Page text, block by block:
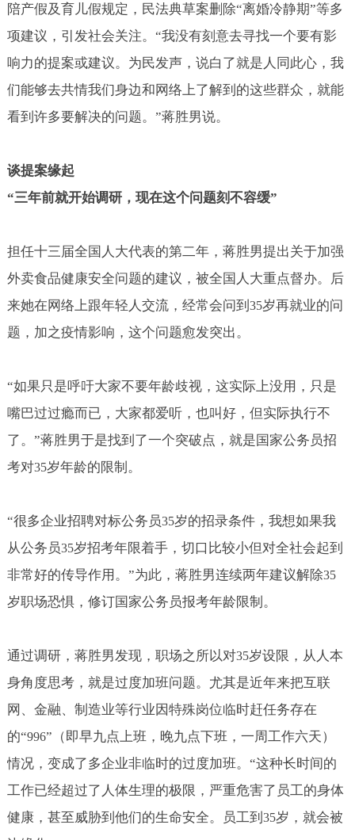
陪产假及育儿假规定，民法典草案删除“离婚冷静期”等多
项建议，引发社会关注。“我没有刻意去寻找一个要有影
响力的提案或建议。为民发声，说白了就是人同此心，我
们能够去共情我们身边和网络上了解到的这些群众，就能
看到许多要解决的问题。”蒋胜男说。
谈提案缘起
“三年前就开始调研，现在这个问题刻不容缓”
担任十三届全国人大代表的第二年，蒋胜男提出关于加强
外卖食品健康安全问题的建议，被全国人大重点督办。后
来她在网络上跟年轻人交流，经常会问到 35岁再就业的问
题，加之疫情影响，这个问题愈发突出。
“如果只是呼吁大家不要年龄歧视，这实际上没用，只是
嘴巴过过瘾而已，大家都爱听，也叫好，但实际执行不
了。”蒋胜男于是找到了一个突破点，就是国家公务员招
考对35岁年龄的限制。
“很多企业招聘对标公务员35岁的招录条件，我想如果我
从公务员35岁招考年限着手，切口比较小但对全社会起到
非常好的传导作用。”为此，蒋胜男连续两年建议解除35
岁职场恐惧，修订国家公务员报考年龄限制。
通过调研，蒋胜男发现，职场之所以对35岁设限，从人本
身角度思考，就是过度加班问题。尤其是近年来把互联
网、金融、制造业等行业因特殊岗位临时赶任务存在
的“996”（即早九点上班，晚九点下班，一周工作六天）
情况，变成了多企业非临时的过度加班。“这种长时间的
工作已经超过了人体生理的极限，严重危害了员工的身体
健康，甚至威胁到他们的生命安全。员工到 35岁，就会被